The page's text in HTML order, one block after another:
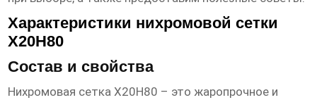
Характеристики нихромовой сетки
Х20Н80
Состав и свойства
Нихромовая сетка Х20Н80 – это жаропрочное и